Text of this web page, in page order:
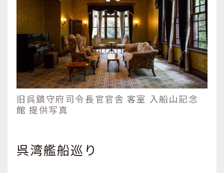
旧呉鎮守府司令長官官舎 客室 入船山記念
館 提供写真
呉湾艦船巡り